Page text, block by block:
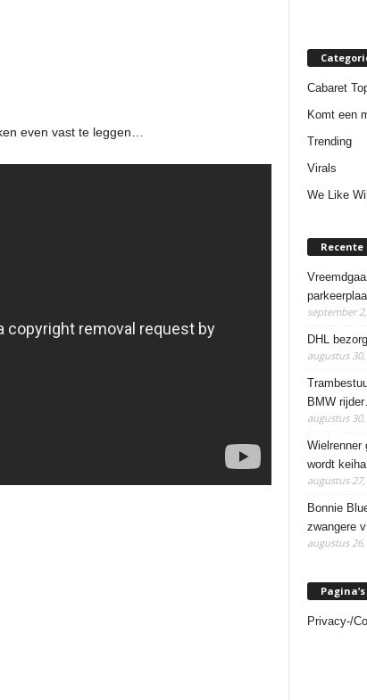
even vast te leggen…
Cabaret
Komt een
Trending
Virals
We Like
september
DHL
augustus 30,
BMW
augustus 30,
Wielrenner
wordt
augustus 27,
Bonnie
zwangere
augustus 26,
Pagina’s
Privacy-/